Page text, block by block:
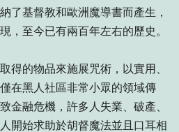
了基督教和歐洲魔導書而產生，
，至今已有兩百年左右的歷史。
得的物品來施展咒術，以實用、
在黑人社區非常小眾的領域傳
金融危機，許多人失業、破產、
開始求助於胡督魔法並且口耳相